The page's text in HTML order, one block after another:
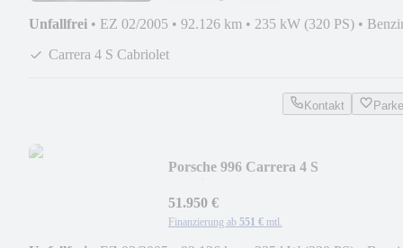
Unfallfrei • EZ 02/2005 • 92.126 km • 235 kW (320 PS) •
Carrera 4 S Cabriolet
Kontakt
Porsche 996 Carrera 4 S
51.950 €
Finanzierung ab 551 € mtl.